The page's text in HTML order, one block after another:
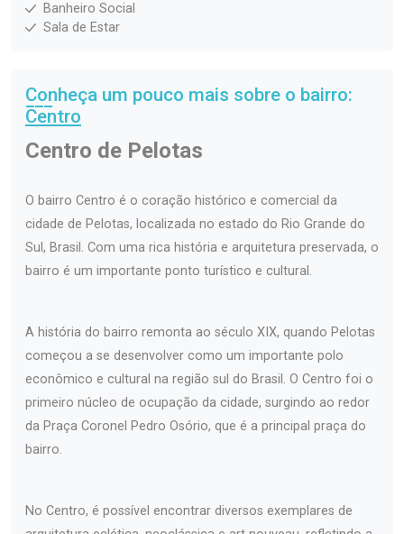
Banheiro Social
Sala de Estar
Conheça um pouco mais sobre o bairro:
Centro
Centro de Pelotas
O bairro Centro é o coração histórico e comercial da
cidade de Pelotas, localizada no estado do Rio Grande do
Sul, Brasil. Com uma rica história e arquitetura preservada, o
bairro é um importante ponto turístico e cultural.
A história do bairro remonta ao século XIX, quando Pelotas
começou a se desenvolver como um importante polo
econômico e cultural na região sul do Brasil. O Centro foi o
primeiro núcleo de ocupação da cidade, surgindo ao redor
da Praça Coronel Pedro Osório, que é a principal praça do
bairro.
No Centro, é possível encontrar diversos exemplares de